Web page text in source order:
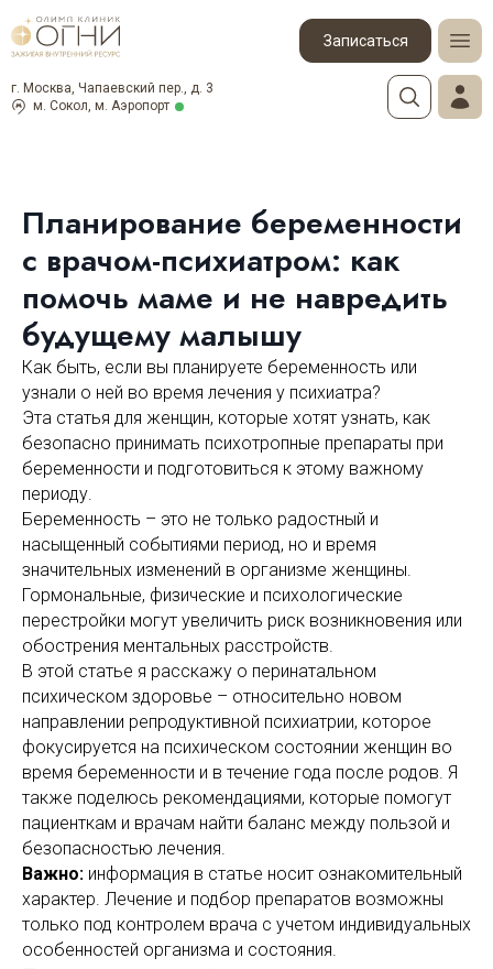
Записаться
м. Сокол, м. Аэропорт
г. Москва, Чапаевский пер., д. 3
Планирование беременности
с врачом-психиатром: как
помочь маме и не навредить
будущему малышу
Как быть, если вы планируете беременность или
узнали о ней во время лечения у психиатра?
Эта статья для женщин, которые хотят узнать, как
безопасно принимать психотропные препараты при
беременности и подготовиться к этому важному
периоду.
Беременность – это не только радостный и
насыщенный событиями период, но и время
значительных изменений в организме женщины.
Гормональные, физические и психологические
перестройки могут увеличить риск возникновения или
обострения ментальных расстройств.
В этой статье я расскажу о перинатальном
психическом здоровье – относительно новом
направлении репродуктивной психиатрии, которое
фокусируется на психическом состоянии женщин во
время беременности и в течение года после родов. Я
также поделюсь рекомендациями, которые помогут
пациенткам и врачам найти баланс между пользой и
безопасностью лечения.
Важно: информация в статье носит ознакомительный
характер. Лечение и подбор препаратов возможны
только под контролем врача с учетом индивидуальных
особенностей организма и состояния.